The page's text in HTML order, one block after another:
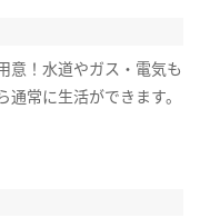
意！水道やガス・電気も
常に生活ができます。